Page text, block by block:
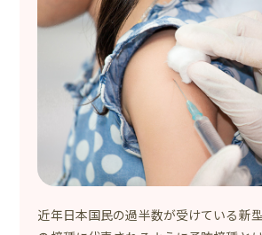
近年日本国民の過半数が受けている新